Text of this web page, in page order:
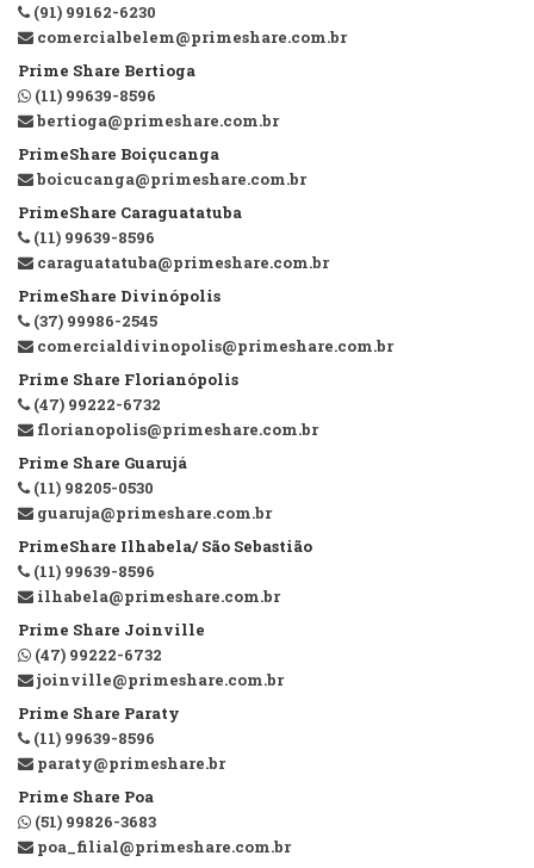
(91) 99162-6230
comercialbelem@primeshare.com.br
Prime Share Bertioga
(11) 99639-8596
bertioga@primeshare.com.br
PrimeShare Boiçucanga
boicucanga@primeshare.com.br
PrimeShare Caraguatatuba
(11) 99639-8596
caraguatatuba@primeshare.com.br
PrimeShare Divinópolis
(37) 99986-2545
comercialdivinopolis@primeshare.com.br
Prime Share Florianópolis
(47) 99222-6732
florianopolis@primeshare.com.br
Prime Share Guarujá
(11) 98205-0530
guaruja@primeshare.com.br
PrimeShare Ilhabela/ São Sebastião
(11) 99639-8596
ilhabela@primeshare.com.br
Prime Share Joinville
(47) 99222-6732
joinville@primeshare.com.br
Prime Share Paraty
(11) 99639-8596
paraty@primeshare.br
Prime Share Poa
(51) 99826-3683
poa_filial@primeshare.com.br